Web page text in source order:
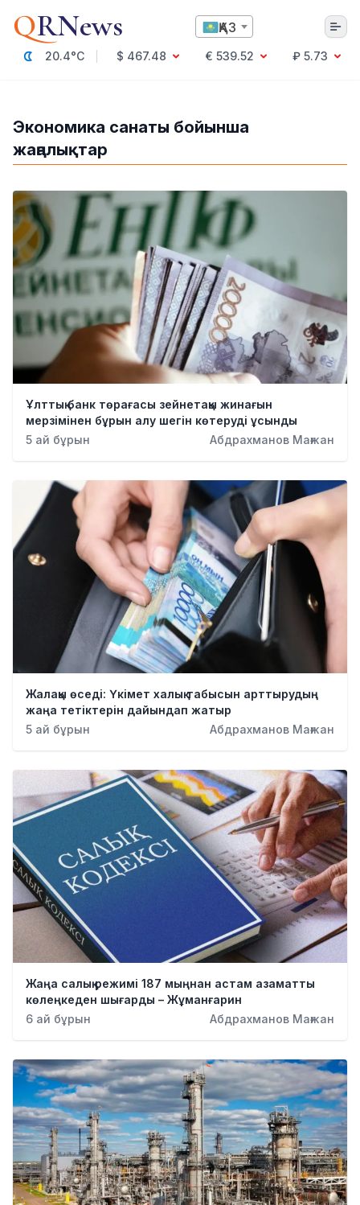
QRNews ҚАЗ
20.4°C $ 467.48 € 539.52
₽ 5.73
Саясат
Технология
Экономика
Әлемде
Қоғам
Білім және Ғылым
Оқиға
Спорт
Ауа райы
Денсаулық
Бизнес
Қылмыс
Экономика санаты бойынша
жаңалықтар
Ұлттық банк төрағасы зейнетақы жинағын
мерзімінен бұрын алу шегін көтеруді ұсынды
5 ай бұрын
Абдрахманов Мағжан
Жалақы өседі: Үкімет халық табысын арттырудың
жаңа тетіктерін дайындап жатыр
5 ай бұрын
Абдрахманов Мағжан
Жаңа салық режимі 187 мыңнан астам азаматты
көлеңкеден шығарды – Жұманғарин
6 ай бұрын
Абдрахманов Мағжан